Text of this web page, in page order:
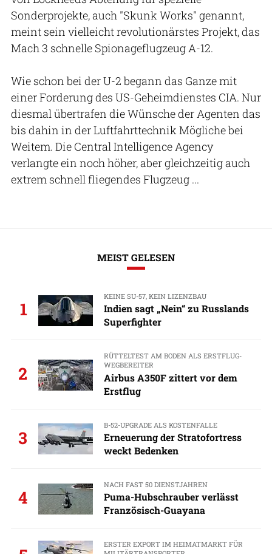
Sonderprojekte, auch "Skunk Works" genannt,
meint sein vielleicht revolutionärstes Projekt, das
Mach 3 schnelle Spionageflugzeug A-12.
Wie schon bei der U-2 begann das Ganze mit
einer Forderung des US-Geheimdienstes CIA. Nur
diesmal übertrafen die Wünsche der Agenten das
bis dahin in der Luftfahrttechnik Mögliche bei
Weitem. Die Central Intelligence Agency
verlangte ein noch höher, aber gleichzeitig auch
extrem schnell fliegendes Flugzeug ...
MEIST GELESEN
1
KEINE SU-57, KEIN LIZENZBAU
Indien sagt „Nein“ zu Russlands
Superfighter
2
RÜTTELTEST AM BODEN ALS ERSTFLUG-
WEGBEREITER
Airbus A350F zittert vor dem
Erstflug
3
B-52-UPGRADE ALS KOSTENFALLE
Erneuerung der Stratofortress
weckt Bedenken
4
NACH FAST 50 DIENSTJAHREN
Puma-Hubschrauber verlässt
Französisch-Guayana
ERSTER EXPORT IM HEIMATMARKT FÜR